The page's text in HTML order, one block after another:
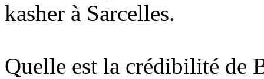
kasher à Sarcelles.
Quelle est la crédibilité de